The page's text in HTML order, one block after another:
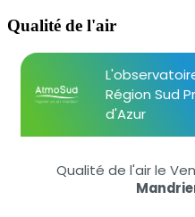
Qualité de l'air